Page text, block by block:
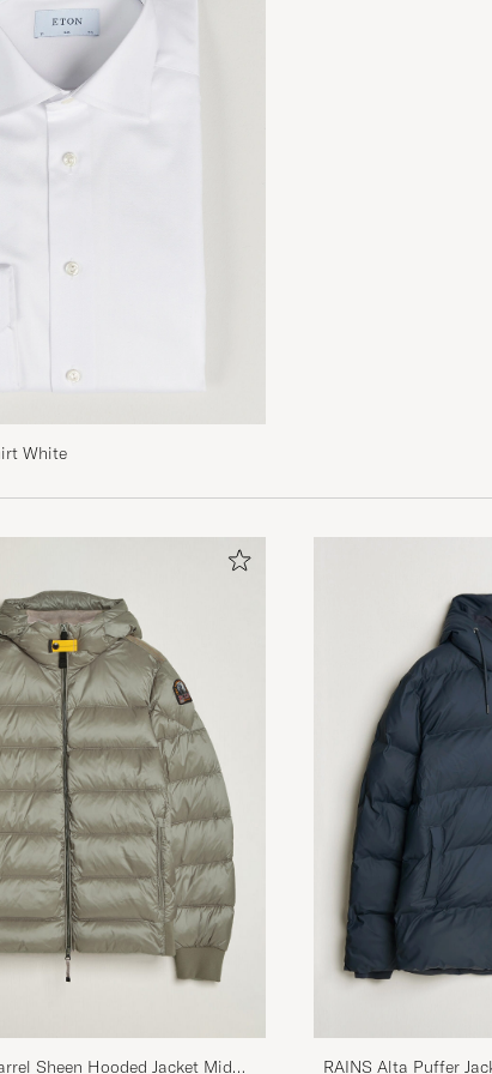
Fin jakke med god kvalitet og lynrask levering
MARTHE KRISTIN M
Gutten som jeg kjøpte den til Virker veldig fornøyd.
man normalt bruker.
MADS G
Perfekte Jacke
MARCO R GEKOCHT OP OP CAREOFCARL.DE
Kvaliteten och designen. Jag är 187cm/87kg så om du
jacka, köp L men jag valde XL och den satt perfekt
samtidigt får plats med åtminstone lättare tröja under.
JOHAN N GEKOCHT OP OP CAREOFCARL.SE
White
Sheen Hooded Jacket Mid RAINS Alta Puffer